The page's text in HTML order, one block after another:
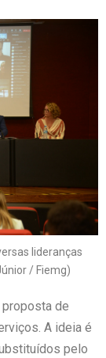
lideranças
/ Fiemg)
de
A ideia é
pelo